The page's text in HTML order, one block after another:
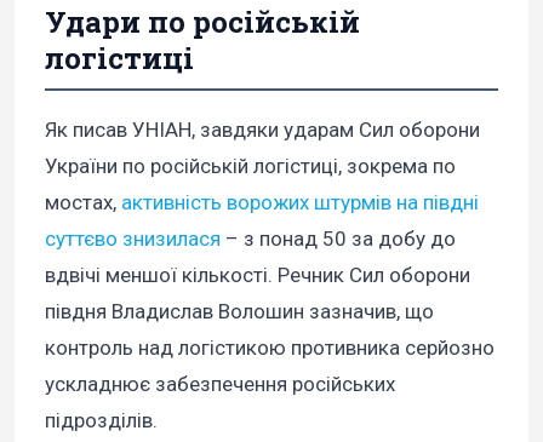
Удари по російській
логістиці
Як писав УНІАН, завдяки ударам Сил оборони
України по російській логістиці, зокрема по
мостах, активність ворожих штурмів на півдні
суттєво знизилася – з понад 50 за добу до
вдвічі меншої кількості. Речник Сил оборони
півдня Владислав Волошин зазначив, що
контроль над логістикою противника серйозно
ускладнює забезпечення російських
підрозділів.